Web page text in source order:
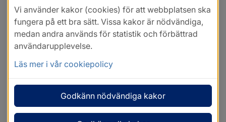
Vi använder kakor (cookies) för att webbplatsen ska
fungera på ett bra sätt. Vissa kakor är nödvändiga,
medan andra används för statistik och förbättrad
användarupplevelse.
Läs mer i vår cookiepolicy
Godkänn nödvändiga kakor